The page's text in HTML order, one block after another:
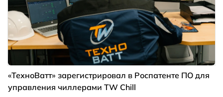
«ТехноВатт» зарегистрировал в Роспатенте ПО для
управления чиллерами TW Chill